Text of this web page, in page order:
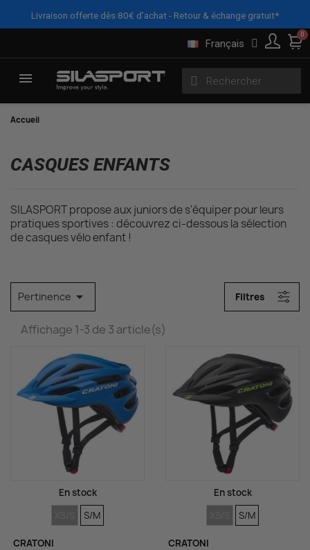
Livraison offerte dès 80€ d’achat - Retour & échange gratuit*
Français
Accueil
FILTRES X
CASQUES ENFANTS
SILASPORT propose aux juniors de s'équiper pour leurs
pratiques sportives : découvrez ci-dessous la sélection
de casques vélo enfant !
Pertinence  Filtres
Affichage 1-3 de 3 article(s)
En stock
TAILLESTAILLES
S/M
CRATONI
En stock
TAILLESTAILLES
S/M
CRATONI